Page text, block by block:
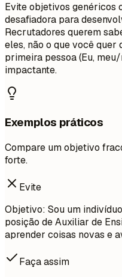
Evite objetivos genéricos
desafiadora para
Recrutadores querem
eles, não o que você quer
primeira pessoa (Eu,
impactante.
Exemplos práticos
Compare um objetivo
forte.
Evite
Objetivo: Sou um
posição de Auxiliar de
aprender coisas novas e
Faça assim